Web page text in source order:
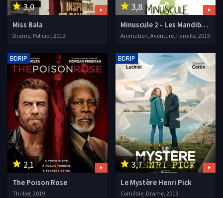
3,0
Miss Bala
Drame, Policier, 2019
3,8
Minuscule 2 - Les Mandibules du Bout du Monde
Animation, Aventure, Famille, 2019
2,1
BDRIP
The Poison Rose
Thriller, 2019
3,7
BDRIP
Le Mystère Henri Pick
Comédie, Drame, 2019